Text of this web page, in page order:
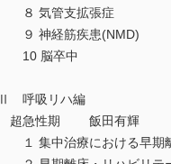
８ 気管支拡張症
９ 神経筋疾患(NMD)
10 脳卒中
Ⅱ 呼吸リハ編
超急性期 飯田有輝
１ 集中治療における早期